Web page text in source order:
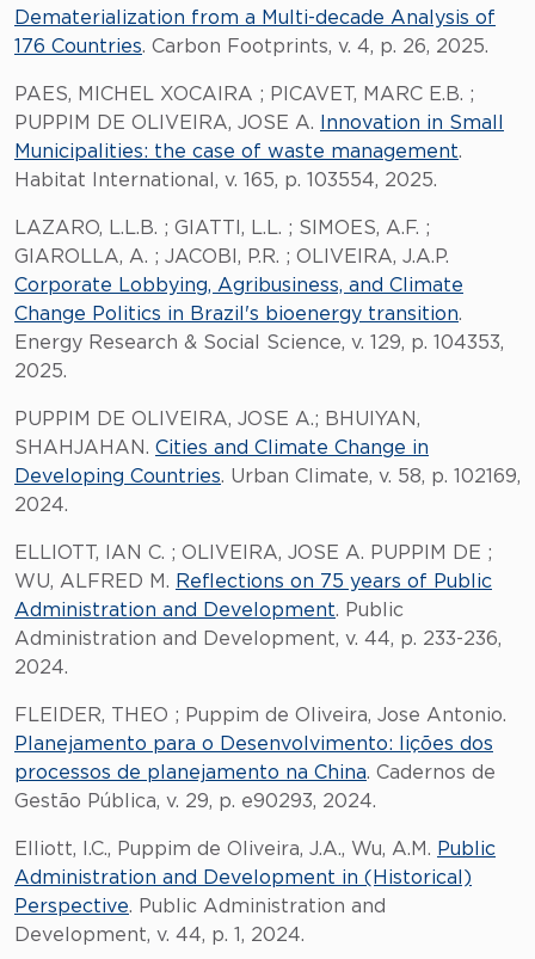
Dematerialization from a Multi-decade Analysis of
176 Countries. Carbon Footprints, v. 4, p. 26, 2025.
PAES, MICHEL XOCAIRA ; PICAVET, MARC E.B. ;
PUPPIM DE OLIVEIRA, JOSE A.
Innovation in Small
Municipalities: the case of waste management.
Habitat International, v. 165, p. 103554, 2025.
LAZARO, L.L.B. ; GIATTI, L.L. ; SIMOES, A.F. ;
GIAROLLA, A. ; JACOBI, P.R. ; OLIVEIRA, J.A.P.
Corporate Lobbying, Agribusiness, and Climate
Change Politics in Brazil's bioenergy transition.
Energy Research & Social Science, v. 129, p. 104353,
2025.
PUPPIM DE OLIVEIRA, JOSE A.; BHUIYAN,
SHAHJAHAN. Cities and Climate Change in
Developing Countries. Urban Climate, v. 58, p. 102169,
2024.
ELLIOTT, IAN C. ; OLIVEIRA, JOSE A. PUPPIM DE ;
WU, ALFRED M. Reflections on 75 years of Public
Administration and Development. Public
Administration and Development, v. 44, p. 233-236,
2024.
FLEIDER, THEO ; Puppim de Oliveira, Jose Antonio.
Planejamento para o Desenvolvimento: lições dos
processos de planejamento na China. Cadernos de
Gestão Pública, v. 29, p. e90293, 2024.
Elliott, I.C., Puppim de Oliveira, J.A., Wu, A.M. Public
Administration and Development in (Historical)
Perspective. Public Administration and
Development, v. 44, p. 1, 2024.